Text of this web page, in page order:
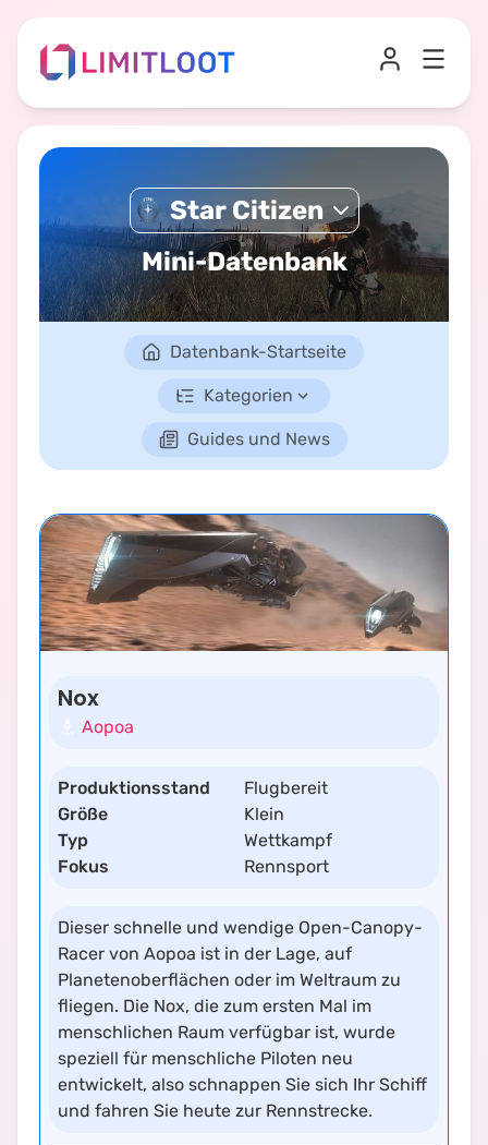
Star Citizen
Mini-Datenbank
Datenbank-Startseite
Kategorien
Guides und News
Nox
Aopoa
Produktionsstand
Flugbereit
Größe
Klein
Typ
Wettkampf
Fokus
Rennsport
Dieser schnelle und wendige Open-Canopy-
Racer von Aopoa ist in der Lage, auf
Planetenoberflächen oder im Weltraum zu
fliegen. Die Nox, die zum ersten Mal im
menschlichen Raum verfügbar ist, wurde
speziell für menschliche Piloten neu
entwickelt, also schnappen Sie sich Ihr Schiff
und fahren Sie heute zur Rennstrecke.